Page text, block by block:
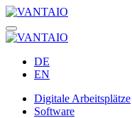
DE
EN
Digitale Arbeitsplätze
Software